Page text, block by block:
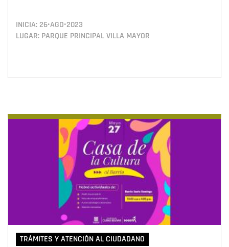
INICIA: 26•AGO•2023
LUGAR: PARQUE PRINCIPAL VILLA MAYOR
TRÁMITES Y ATENCIÓN AL CIUDADANO